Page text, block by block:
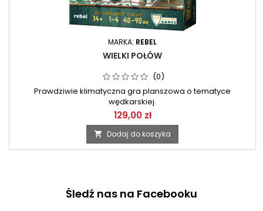
MARKA: REBEL
WIELKI POŁÓW
(0)
Prawdziwie klimatyczna gra planszowa o tematyce
wędkarskiej.
129,00 zł
 Dodaj do koszyka
Śledź nas na Facebooku